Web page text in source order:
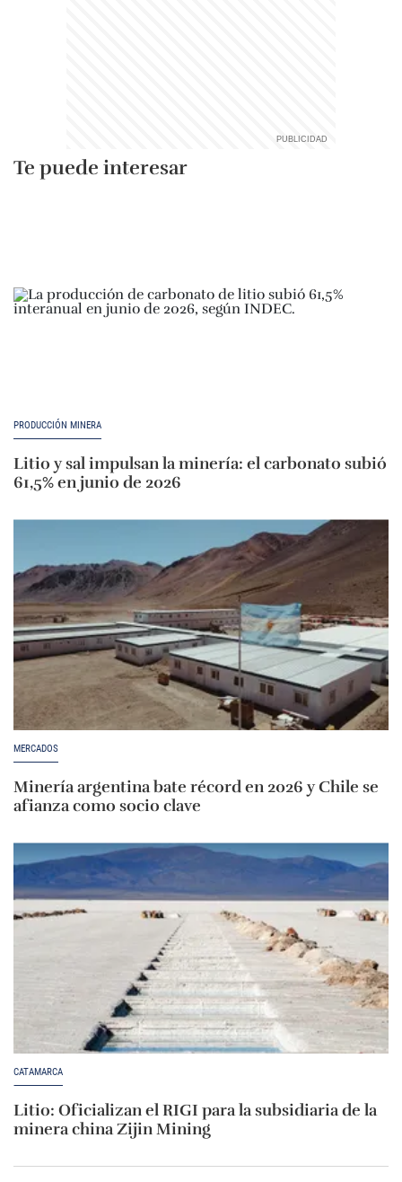
Te puede interesar
PRODUCCIÓN MINERA
Litio y sal impulsan la minería: el carbonato subió
61,5% en junio de 2026
MERCADOS
Minería argentina bate récord en 2026 y Chile se
afianza como socio clave
CATAMARCA
Litio: Oficializan el RIGI para la subsidiaria de la
minera china Zijin Mining